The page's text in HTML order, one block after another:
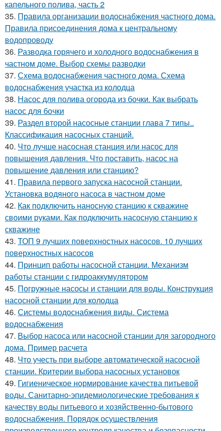
капельного полива, часть 2
35. Правила организации водоснабжения частного дома.
Правила присоединения дома к центральному
водопроводу
36. Разводка горячего и холодного водоснабжения в
частном доме. Выбор схемы разводки
37. Схема водоснабжения частного дома. Схема
водоснабжения участка из колодца
38. Насос для полива огорода из бочки. Как выбрать
насос для бочки
39. Раздел второй насосные станции глава 7 типы..
Классификация насосных станций.
40. Что лучше насосная станция или насос для
повышения давления. Что поставить, насос на
повышение давления или станцию?
41. Правила первого запуска насосной станции.
Установка водяного насоса в частном доме
42. Как подключить наносную станцию к скважине
своими руками. Как подключить насосную станцию к
скважине
43. ТОП 9 лучших поверхностных насосов. 10 лучших
поверхностных насосов
44. Принцип работы насосной станции. Механизм
работы станции с гидроаккумулятором
45. Погружные насосы и станции для воды. Конструкция
насосной станции для колодца
46. Системы водоснабжения виды. Система
водоснабжения
47. Выбор насоса или насосной станции для загородного
дома. Пример расчета
48. Что учесть при выборе автоматической насосной
станции. Критерии выбора насосных установок
49. Гигиеническое нормирование качества питьевой
воды. Санитарно-эпидемиологические требования к
качеству воды питьевого и хозяйственно-бытового
водоснабжения. Порядок осуществления